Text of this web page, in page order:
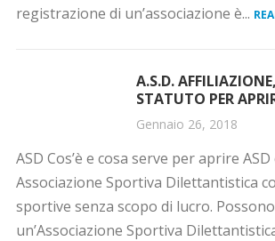
registrazione di un’associazione è...
A.S.D.
STATUTO PER
Gennaio 26, 2018
ASD Cos’è e cosa serve per aprire
Associazione Sportiva Dilettantistica
sportive senza scopo di lucro.
un’Associazione Sportiva